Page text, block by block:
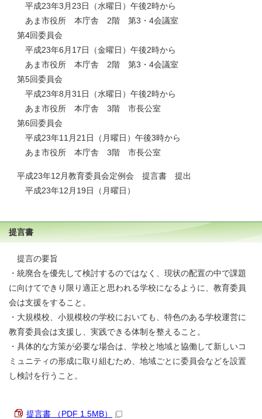
平成23年3月23日（水曜日）午後2時から
あま市役所 本庁舎 2階 第3・4会議室
第4回委員会
平成23年6月17日（金曜日）午後2時から
あま市役所 本庁舎 2階 第3・4会議室
第5回委員会
平成23年8月31日（水曜日）午後2時から
あま市役所 本庁舎 3階 市長公室
第6回委員会
平成23年11月21日（月曜日）午後3時から
あま市役所 本庁舎 3階 市長公室
平成23年12月教育委員会定例会 提言書 提出
平成23年12月19日（月曜日）
提言書
提言の要旨
・統廃合を優先して検討するのではなく、現状の配置の中で課題
に向けてできり限り適正と思われる学校になるように、教育委員
会は支援をすること。
・大規模校、小規模校の学校においても、特色のある学校運営に
教育委員会は支援し、実践できる体制を整えること。
・具体的な方策が必要な場合は、学校と地域と協働して新しいコ
ミュニティの形成に取り組むため、地域ごとに委員会などを設置
し検討を行うこと。
提言書 （PDF 1.5MB）